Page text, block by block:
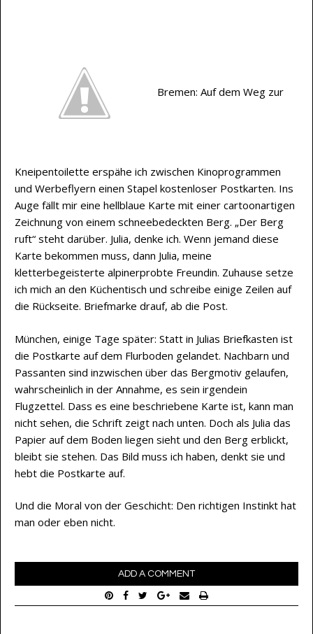
Bremen: Auf dem Weg zur
Kneipentoilette erspähe ich zwischen Kinoprogrammen
und Werbeflyern einen Stapel kostenloser Postkarten. Ins
Auge fällt mir eine hellblaue Karte mit einer cartoonartigen
Zeichnung von einem schneebedeckten Berg. „Der Berg
ruft“ steht darüber. Julia, denke ich. Wenn jemand diese
Karte bekommen muss, dann Julia, meine
kletterbegeisterte alpinerprobte Freundin. Zuhause setze
ich mich an den Küchentisch und schreibe einige Zeilen auf
die Rückseite. Briefmarke drauf, ab die Post.
München, einige Tage später: Statt in Julias Briefkasten ist
die Postkarte auf dem Flurboden gelandet. Nachbarn und
Passanten sind inzwischen über das Bergmotiv gelaufen,
wahrscheinlich in der Annahme, es sein irgendein
Flugzettel. Dass es eine beschriebene Karte ist, kann man
nicht sehen, die Schrift zeigt nach unten. Doch als Julia das
Papier auf dem Boden liegen sieht und den Berg erblickt,
bleibt sie stehen. Das Bild muss ich haben, denkt sie und
hebt die Postkarte auf.
Und die Moral von der Geschicht: Den richtigen Instinkt hat
man oder eben nicht.
ADD A COMMENT